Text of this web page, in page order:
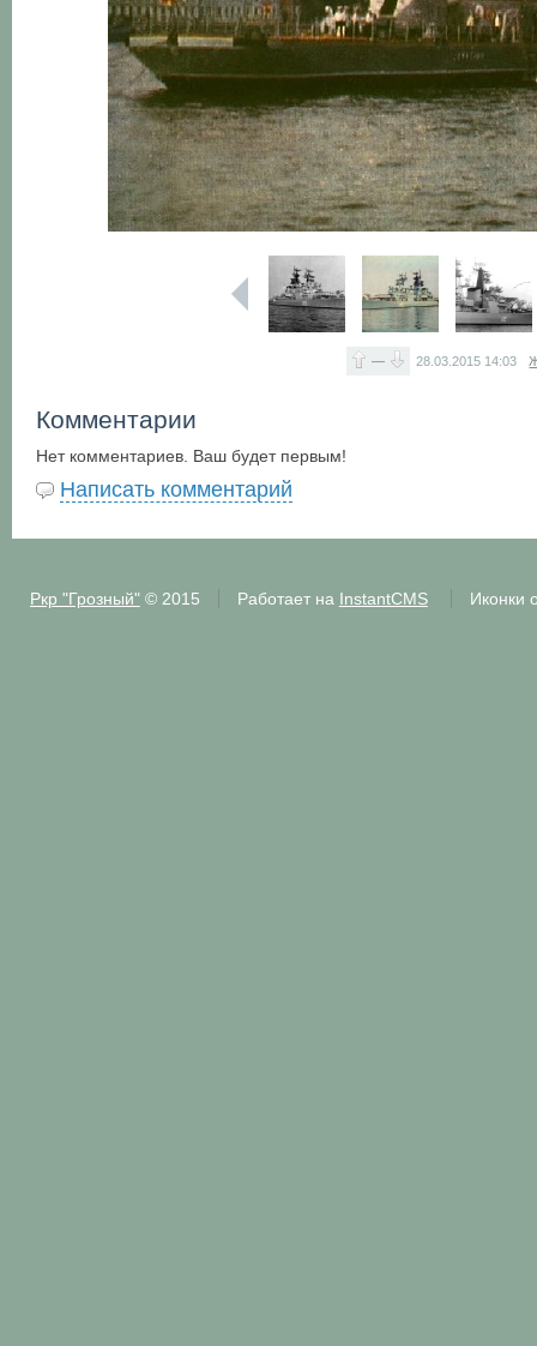
— 28.03.2015 14:03
Комментарии
Нет комментариев. Ваш будет первым!
Написать комментарий
Ркр "Грозный"© 2015 Работает на InstantCMS Иконки